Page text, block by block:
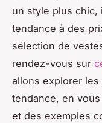
un style plus chic,
tendance à des
sélection de
rendez-vous sur
allons explorer
tendance, en
et des exemples